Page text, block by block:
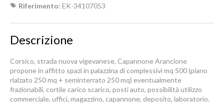
Riferimento: EK-34107053
Descrizione
Corsico, strada nuova vigevanese, Capannone Arancione
propone in affitto spazi in palazzina di complessivi mq 500 (piano
rialzato 250 mq + seminterrato 250 mq) eventualmente
frazionabili, cortile carico scarico, posti auto, possibilità utilizzo
commerciale, uffici, magazzino, capannone, deposito, laboratorio.